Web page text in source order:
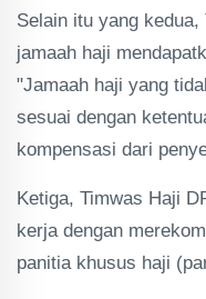
Selain itu yang
jamaah haji
"Jamaah haji yang
sesuai dengan
kompensasi dari
Ketiga, Timwas Haji
kerja dengan
panitia khusus haji